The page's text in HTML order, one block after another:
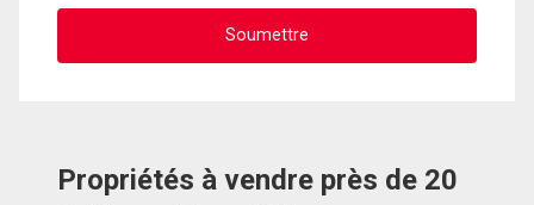
Propriétés à vendre près de 20